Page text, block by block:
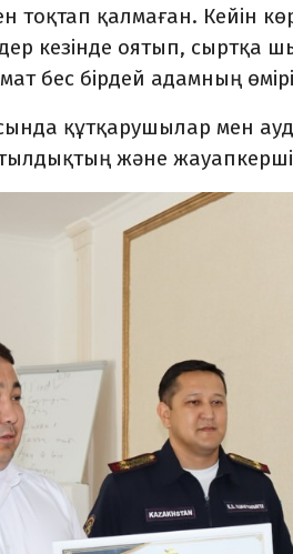
тоқтап қалмаған. Кейін
кезінде оятып, сыртқа
бес бірдей адамның
құтқарушылар мен
және